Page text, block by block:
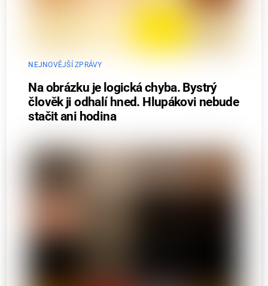
NEJNOVĚJŠÍ ZPRÁVY
Na obrázku je logická chyba. Bystrý
člověk ji odhalí hned. Hlupákovi nebude
stačit ani hodina